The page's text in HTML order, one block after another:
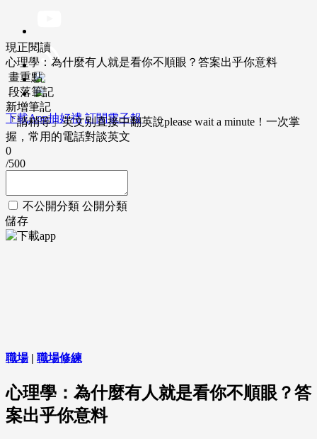
下載App抽好禮 訂閱電子報
現正閱讀
心理學：為什麼有人就是看你不順眼？答案出乎你意料
畫重點
段落筆記
新增筆記
「請稍等」英文別直接中翻英說please wait a minute！一次掌
握，常用的電話對談英文
0
/500
不公開分類 公開分類
儲存
職場| 職場修練
心理學：為什麼有人就是看你不順眼？答
案出乎你意料